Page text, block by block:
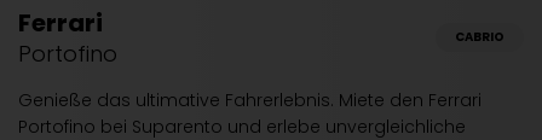
Ferrari
Portofino
CABRIO
Genieße das ultimative Fahrerlebnis. Miete den Ferrari
Portofino bei Suparento und erlebe unvergleichliche